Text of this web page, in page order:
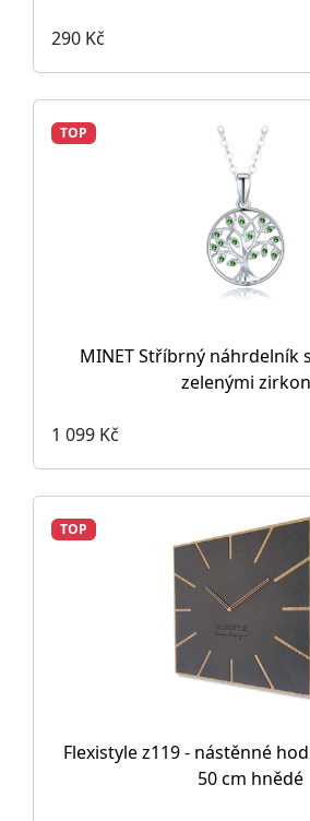
290 Kč
TOP
MINET Stříbrný náhrdelník
zelenými
1 099 Kč
TOP
Flexistyle z119 - nástěnné
50 cm hnědé